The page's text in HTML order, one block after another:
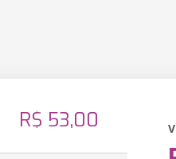
R$ 53,00